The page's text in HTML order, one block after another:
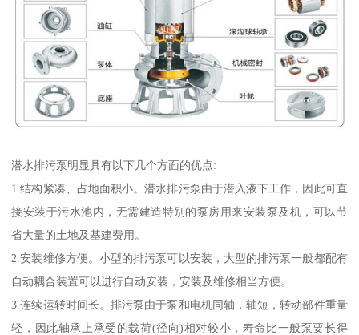
潜水排污泵明显具有以下几个方面的优点:
1.结构紧凑、占地面积小。潜水排污泵由于潜入液下工作，因此可直
接安装于污水池内，无需建造特别的泵房用来安装泵及机，可以节
省大量的土地及基建费用。
2.安装维修方便。小型的排污泵可以安装，大型的排污泵一般都配有
自动耦合装置可以进行自动安装，安装及维修相当方便。
3.连续运转时间长。排污泵由于泵和电机同轴，轴短，转动部件重量
轻，因此轴承上承受的载荷(径向)相对较小，寿命比一般泵要长得